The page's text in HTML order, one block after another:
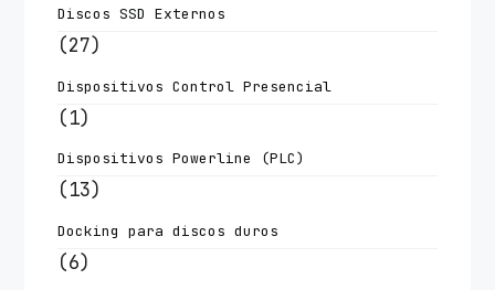
Discos SSD Externos
(27)
Dispositivos Control Presencial
(1)
Dispositivos Powerline (PLC)
(13)
Docking para discos duros
(6)